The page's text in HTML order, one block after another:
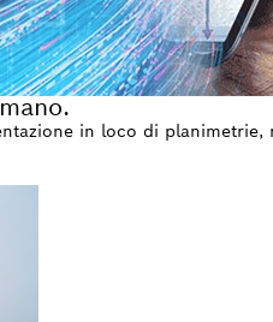
in loco di